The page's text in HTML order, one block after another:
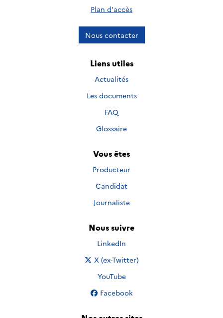
Plan d'accès
Nous contacter
Liens utiles
Actualités
Les documents
FAQ
Glossaire
Vous êtes
Producteur
Candidat
Journaliste
Nous suivre
Nous suivre sur
LinkedIn
Nous suivre sur
X (ex-Twitter)
Nous suivre sur
YouTube
Nous suivre sur
Facebook